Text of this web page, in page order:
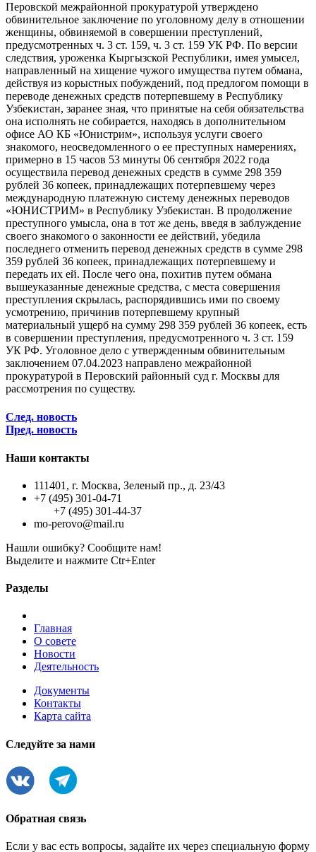
Перовской межрайонной прокуратурой утверждено
обвинительное заключение по уголовному делу в отношении
женщины, обвиняемой в совершении преступлений,
предусмотренных ч. 3 ст. 159, ч. 3 ст. 159 УК РФ. По версии
следствия, уроженка Кыргызской Республики, имея умысел,
направленный на хищение чужого имущества путем обмана,
действуя из корыстных побуждений, под предлогом помощи в
переводе денежных средств потерпевшему в Республику
Узбекистан, заранее зная, что принятые на себя обязательства
она исполнять не собирается, находясь в дополнительном
офисе АО КБ «Юнистрим», используя услуги своего
знакомого, неосведомленного о ее преступных намерениях,
примерно в 15 часов 53 минуты 06 сентября 2022 года
осуществила перевод денежных средств в сумме 298 359
рублей 36 копеек, принадлежащих потерпевшему через
международную платежную систему денежных переводов
«ЮНИСТРИМ» в Республику Узбекистан. В продолжение
преступного умысла, она в тот же день, введя в заблуждение
своего знакомого о законности ее действий, убедила
последнего отменить перевод денежных средств в сумме 298
359 рублей 36 копеек, принадлежащих потерпевшему и
передать их ей. После чего она, похитив путем обмана
вышеуказанные денежные средства, с места совершения
преступления скрылась, распорядившись ими по своему
усмотрению, причинив потерпевшему крупный
материальный ущерб на сумму 298 359 рублей 36 копеек, есть
в совершении преступления, предусмотренного ч. 3 ст. 159
УК РФ. Уголовное дело с утвержденным обвинительным
заключением 07.04.2023 направлено межрайонной
прокуратурой в Перовский районный суд г. Москвы для
рассмотрения по существу.
След. новость
Пред. новость
Наши контакты
111401, г. Москва, Зеленый пр., д. 23/43
+7 (495) 301-04-71
+7 (495) 301-44-37
mo-perovo@mail.ru
Нашли ошибку? Сообщите нам!
Выделите и нажмите Ctr+Enter
Разделы
Главная
О совете
Новости
Деятельность
Документы
Контакты
Карта сайта
Следуйте за нами
Обратная связь
Если у вас есть вопросы, задайте их через специальную форму